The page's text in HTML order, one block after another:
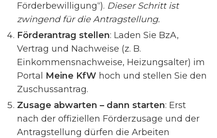
Förderbewilligung“). Dieser Schritt ist
zwingend für die Antragstellung.
Förderantrag stellen: Laden Sie BzA,
Vertrag und Nachweise (z. B.
Einkommensnachweise, Heizungsalter) im
Portal Meine KfW hoch und stellen Sie den
Zuschussantrag.
Zusage abwarten – dann starten: Erst
nach der offiziellen Förderzusage und der
Antragstellung dürfen die Arbeiten